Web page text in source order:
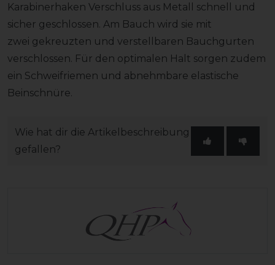
Karabinerhaken Verschluss aus Metall schnell und
sicher geschlossen. Am Bauch wird sie mit
zwei gekreuzten und verstellbaren Bauchgurten
verschlossen. Für den optimalen Halt sorgen zudem
ein Schweifriemen und abnehmbare elastische
Beinschnüre.
Wie hat dir die Artikelbeschreibung
gefallen?